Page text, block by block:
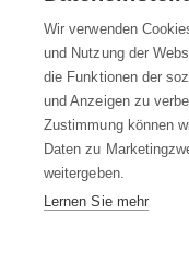
+49 25 197
ALLE KONTAKTE
WIDERRUFSBELEHRUNG
Wir verwenden
und Nutzung der
die Funktionen der
und Anzeigen zu
Zustimmung können
Daten zu
weitergeben.
Lernen Sie mehr